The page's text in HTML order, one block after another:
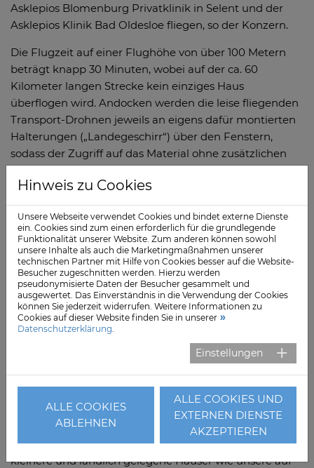
Asklepios Blomenburg Privatklinik in Selent und der
Asklepios Klinik Bad Oldesloe fliegen, so der Konzern.
Die Flugzeit auf einer Flughöhe von über 100 Metern
beträgt knapp 30 Minuten, wobei auf der ca. 60
Kilometer langen Strecke kein einziges Haus
überflogen wird. Andocken werden die leise fliegenden
Transport-Drohnen jeweils an eigens dafür montierten
Halterungen („Landegeschirr“) über den Fenstern,
sodass der Zugriff auf das Material ohne zusätzlichen
Aufwand möglich ist.
ermöglicht einen enormen Zeitvorteil bei der
Diagnostik, das ist insbesondere bei Notfällen von
großer Relevanz. Denn die Behandlung kann so
deutlich früher eingeleitet werden, in vielen Fällen
steigern wir damit zudem die medizinische
Ergebnisqualität, und das ist ganz im Sinne der
Patientinnen und Patienten“, sagt Priv.-Doz. Dr. med.
Sara Sheikhzadeh, medizinische Vorständin (CMO) der
Asklepios Kliniken Gruppe. „Perspektivisch können wir
mithilfe der Drohnen sogar lebensrettende
Distanzen transportieren“, so Sheikhzadeh.
„Mit der Entscheidung für den Transport von
Laborproben mit Drohnen stellen wir sicher, dass auch
kleinere und ländlich gelegene Häuser wie unsere auf
Hinweis zu Cookies
Unsere Webseite verwendet Cookies und bindet externe Dienste
ein. Cookies sind zum einen erforderlich für die grundlegende
Funktionalität unserer Website. Zum anderen können sowohl
unsere Inhalte als auch die Marketingmaßnahmen unserer
technischen Partner mit Hilfe von Cookies besser auf die Website-
Besucher zugeschnitten werden. Hierzu werden
pseudonymisierte Daten der Besucher gesammelt und
ausgewertet. Das Einverständnis in die Verwendung der Cookies
können Sie jederzeit widerrufen. Weitere Informationen zu
Cookies auf dieser Website finden Sie in unserer
Datenschutzerklärung
Einstellungen
ALLE COOKIES
ABLEHNEN
ALLE COOKIES UND
EXTERNEN DIENSTE
AKZEPTIEREN